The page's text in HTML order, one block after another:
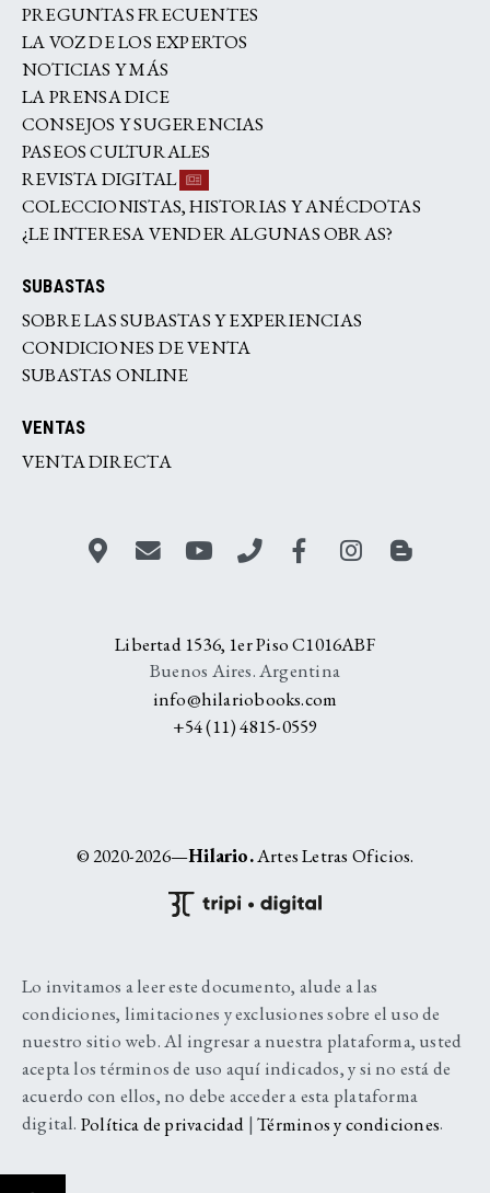
PREGUNTAS FRECUENTES
LA VOZ DE LOS EXPERTOS
NOTICIAS Y MÁS
LA PRENSA DICE
CONSEJOS Y SUGERENCIAS
PASEOS CULTURALES
REVISTA DIGITAL
COLECCIONISTAS, HISTORIAS Y ANÉCDOTAS
¿LE INTERESA VENDER ALGUNAS OBRAS?
SUBASTAS
SOBRE LAS SUBASTAS Y EXPERIENCIAS
CONDICIONES DE VENTA
SUBASTAS ONLINE
VENTAS
VENTA DIRECTA
Libertad 1536, 1er Piso C1016ABF
Buenos Aires. Argentina
info@hilariobooks.com
+54 (11) 4815-0559
© 2020-2026—Hilario.Artes Letras Oficios.
Lo invitamos a leer este documento, alude a las
condiciones, limitaciones y exclusiones sobre el uso de
nuestro sitio web. Al ingresar a nuestra plataforma, usted
acepta los términos de uso aquí indicados, y si no está de
acuerdo con ellos, no debe acceder a esta plataforma
digital. Política de privacidad |Términos y condiciones.